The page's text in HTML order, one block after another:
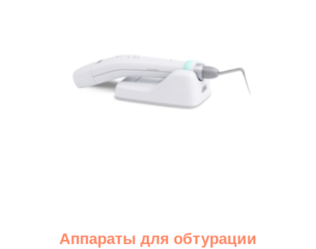
Аппараты для обтурации